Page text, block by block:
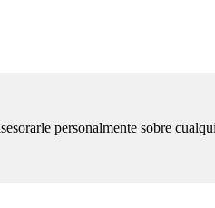
personalmente sobre